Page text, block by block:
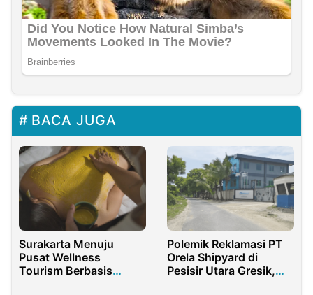
BACA JUGA
Surakarta Menuju
Pusat Wellness
Tourism Berbasis
Polemik Reklamasi PT
Orela Shipyard di
Pesisir Utara Gresik,